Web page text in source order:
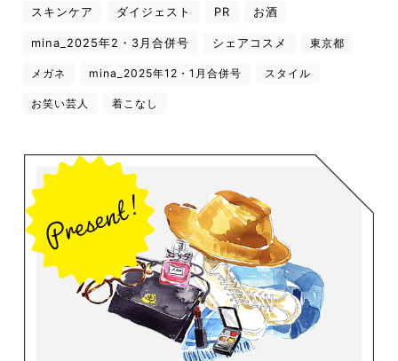
スキンケア ダイジェスト PR お酒
mina_2025年2・3月合併号 シェアコスメ 東京都
メガネ mina_2025年12・1月合併号 スタイル
お笑い芸人 着こなし